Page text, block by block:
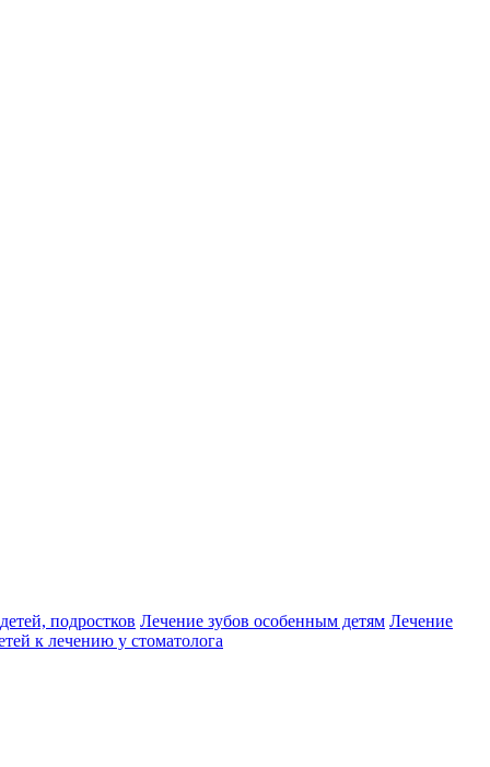
подростков Лечение зубов особенным детям Лечение
к лечению у стоматолога